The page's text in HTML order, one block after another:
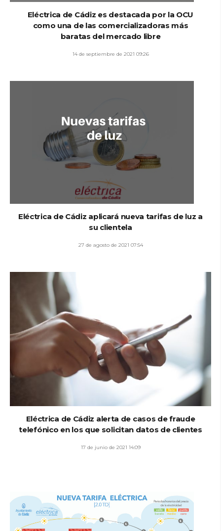
Eléctrica de Cádiz es destacada por la OCU
como una de las comercializadoras más
baratas del mercado libre
14 de septiembre de 2021 09:26
Eléctrica de Cádiz aplicará nueva tarifas de luz a
su clientela
27 de agosto de 2021 07:54
Eléctrica de Cádiz alerta de casos de fraude
telefónico en los que solicitan datos de clientes
17 de junio de 2021 14:09